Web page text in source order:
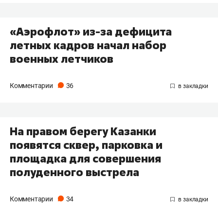
«Аэрофлот» из-за дефицита
летных кадров начал набор
военных летчиков
Комментарии 36
На правом берегу Казанки
появятся сквер, парковка и
площадка для совершения
полуденного выстрела
Комментарии 34